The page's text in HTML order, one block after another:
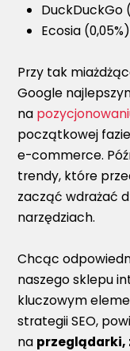
DuckDuckGo
Ecosia
Przy tak
Google
na
początkowej
e-commerce.
trendy, które
zacząć wdrażać
narzędziach.
Chcąc
naszego sklepu
kluczowym
strategii SEO,
na przeglądarki,